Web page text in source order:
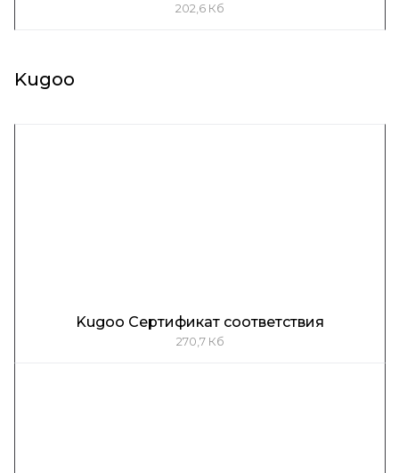
202,6 Кб
Kugoo
Kugoo Сертификат соответствия
270,7 Кб